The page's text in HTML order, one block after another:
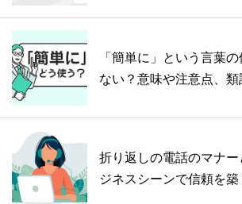
「簡単に」という言葉
ない？意味や注意点、類
折り返しの電話のマナ
ジネスシーンで信頼を